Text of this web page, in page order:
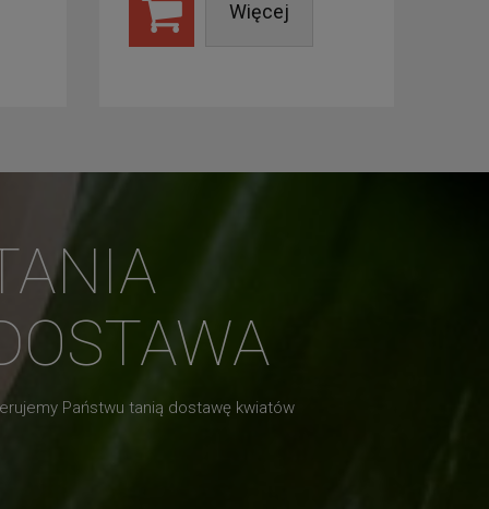
Więcej
Państwu tanią dostawę kwiatów